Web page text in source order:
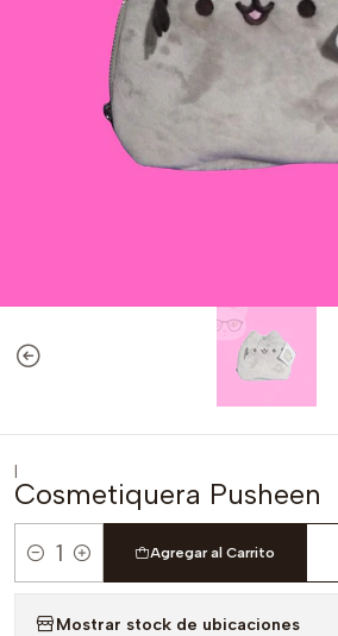
|
Cosmetiquera Pusheen
Cantidad
Agregar al Carrito
Mostrar stock de ubicaciones